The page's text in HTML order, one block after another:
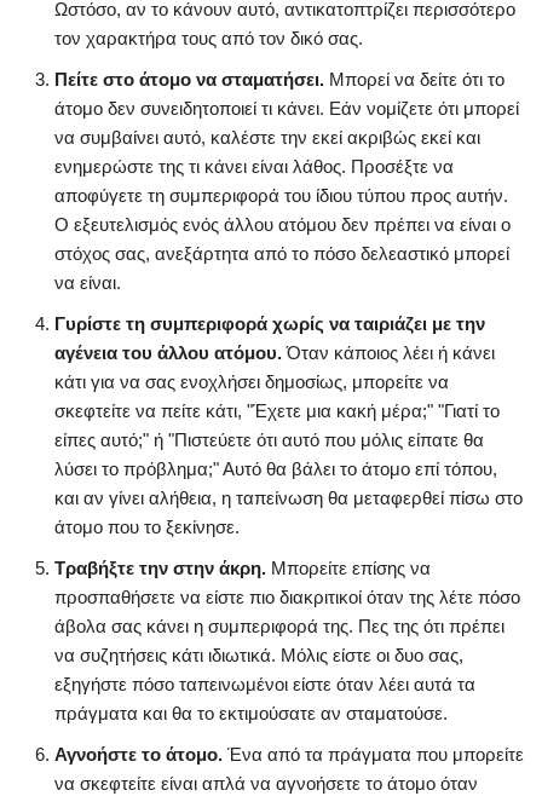
Ωστόσο, αν το κάνουν αυτό, αντικατοπτρίζει περισσότερο
τον χαρακτήρα τους από τον δικό σας.
Πείτε στο άτομο να σταματήσει. Μπορεί να δείτε ότι το
άτομο δεν συνειδητοποιεί τι κάνει. Εάν νομίζετε ότι μπορεί
να συμβαίνει αυτό, καλέστε την εκεί ακριβώς εκεί και
ενημερώστε της τι κάνει είναι λάθος. Προσέξτε να
αποφύγετε τη συμπεριφορά του ίδιου τύπου προς αυτήν.
Ο εξευτελισμός ενός άλλου ατόμου δεν πρέπει να είναι ο
στόχος σας, ανεξάρτητα από το πόσο δελεαστικό μπορεί
να είναι.
Γυρίστε τη συμπεριφορά χωρίς να ταιριάζει με την
αγένεια του άλλου ατόμου.Όταν κάποιος λέει ή κάνει
κάτι για να σας ενοχλήσει δημοσίως, μπορείτε να
σκεφτείτε να πείτε κάτι, "Έχετε μια κακή μέρα;" "Γιατί το
είπες αυτό;" ή "Πιστεύετε ότι αυτό που μόλις είπατε θα
λύσει το πρόβλημα;" Αυτό θα βάλει το άτομο επί τόπου,
και αν γίνει αλήθεια, η ταπείνωση θα μεταφερθεί πίσω στο
άτομο που το ξεκίνησε.
Τραβήξτε την στην άκρη. Μπορείτε επίσης να
προσπαθήσετε να είστε πιο διακριτικοί όταν της λέτε πόσο
άβολα σας κάνει η συμπεριφορά της. Πες της ότι πρέπει
να συζητήσεις κάτι ιδιωτικά. Μόλις είστε οι δυο σας,
εξηγήστε πόσο ταπεινωμένοι είστε όταν λέει αυτά τα
πράγματα και θα το εκτιμούσατε αν σταματούσε.
Αγνοήστε το άτομο. Ένα από τα πράγματα που μπορείτε
να σκεφτείτε είναι απλά να αγνοήσετε το άτομο όταν